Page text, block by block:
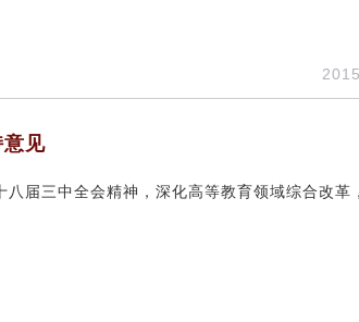
见
八届三中全会精神，深化高等教育领域综合改革